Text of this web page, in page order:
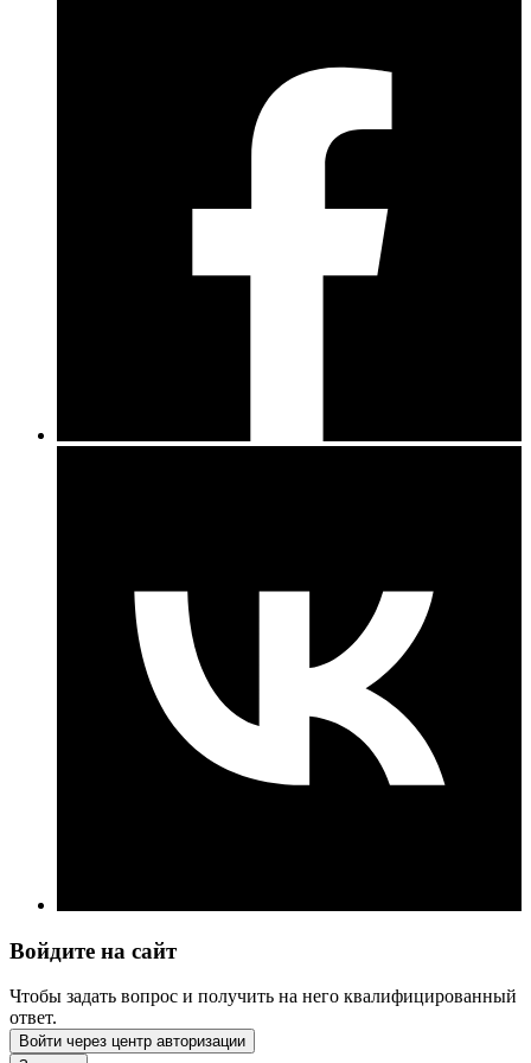
Войдите на сайт
Чтобы задать вопрос и получить на него квалифицированный
ответ.
Войти через центр авторизации